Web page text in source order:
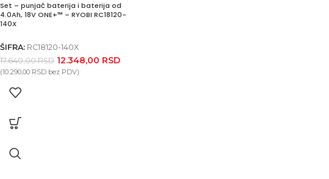
Set – punjač baterija i baterija od
4.0Ah, 18V ONE+™ – RYOBI RC18120-
140X
ŠIFRA: RC18120-140X
17.640,00RSD 12.348,00 RSD
(10.290,00 RSD bez PDV)